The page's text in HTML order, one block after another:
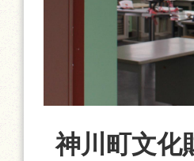
神川町文化